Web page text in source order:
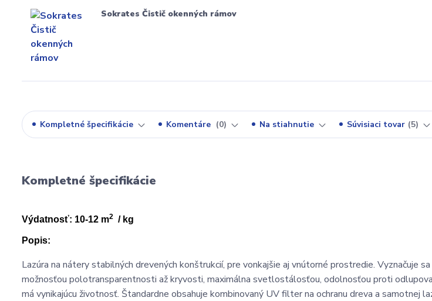
Sokrates Čistič okenných rámov
Kompletné špecifikácie Komentáre 0 Na stiahnutie Súvisiaci tovar 5
Kompletné špecifikácie
Výdatnosť: 10-12 m2 / kg
Popis:
Lazúra na nátery stabilných drevených konštrukcií, pre vonkajšie aj vnútorné prostredie. Vyznačuje
možnosťou polotransparentnosti až kryvosti, maximálna svetlostálosťou, odolnosťou proti
má vynikajúcu životnosť. Štandardne obsahuje kombinovaný UV filter na ochranu dreva a samotnej